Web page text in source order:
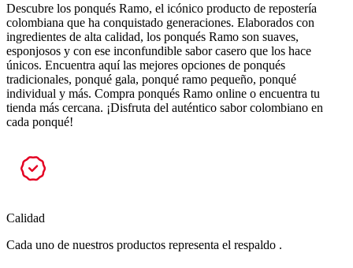
Descubre los ponqués Ramo, el icónico producto de repostería
colombiana que ha conquistado generaciones. Elaborados con
ingredientes de alta calidad, los ponqués Ramo son suaves,
esponjosos y con ese inconfundible sabor casero que los hace
únicos. Encuentra aquí las mejores opciones de ponqués
tradicionales, ponqué gala, ponqué ramo pequeño, ponqué
individual y más. Compra ponqués Ramo online o encuentra tu
tienda más cercana. ¡Disfruta del auténtico sabor colombiano en
cada ponqué!
Calidad
Cada uno de nuestros productos representa el respaldo .